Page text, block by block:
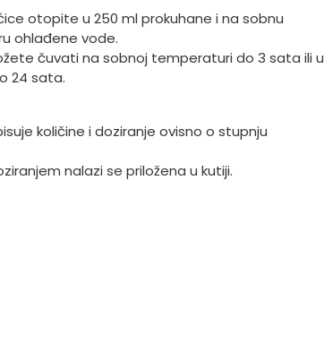
otopite u 250 ml prokuhane i na sobnu
ohlađene vode.
čuvati na sobnoj temperaturi do 3 sata ili u
24 sata.
količine i doziranje ovisno o stupnju
nalazi se priložena u kutiji.